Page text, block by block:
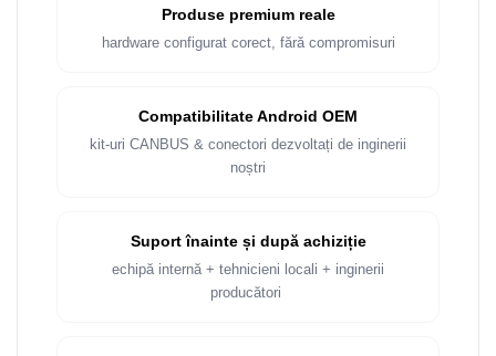
Rame adaptoare Dacia
Rame adaptoare BMW
Rame adaptoare Volvo
Produse premium reale
hardware configurat corect, fără compromisuri
Compatibilitate Android OEM
kit-uri CANBUS & conectori dezvoltați de inginerii
noștri
Suport înainte și după achiziție
echipă internă + tehnicieni locali + inginerii
producători